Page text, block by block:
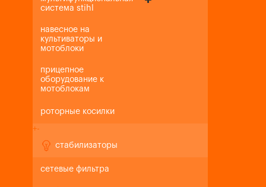
система stihl
навесное на
культиваторы и
мотоблоки
прицепное
оборудование к
мотоблокам
роторные косилки
+-
стабилизаторы
сетевые фильтра